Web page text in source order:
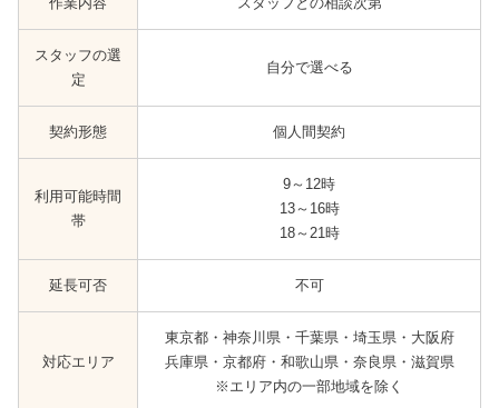
スタッフの選
定
自分で選べる
契約形態 個人間契約
利用可能時間
帯
9～12時
13～16時
18～21時
延長可否 不可
対応エリア
東京都・神奈川県・千葉県・埼玉県・大阪府
兵庫県・京都府・和歌山県・奈良県・滋賀県
※エリア内の一部地域を除く